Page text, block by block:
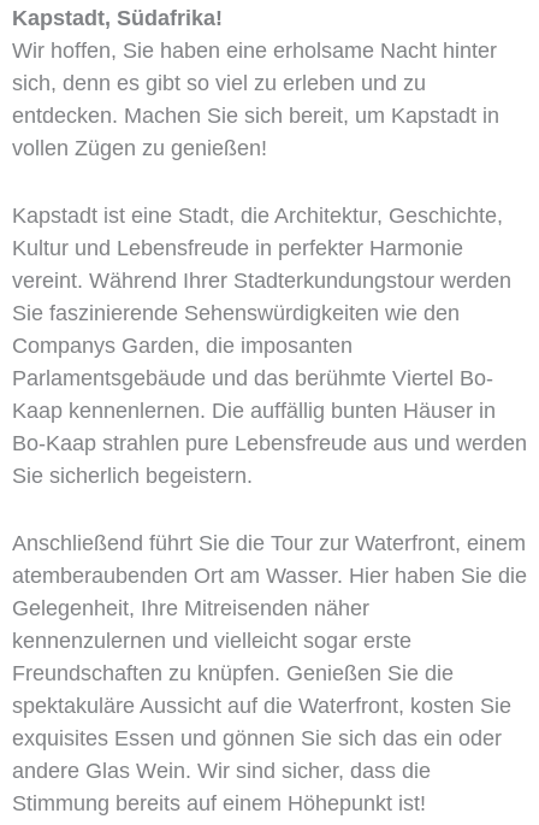
Kapstadt, Südafrika!
Wir hoffen, Sie haben eine erholsame Nacht hinter
sich, denn es gibt so viel zu erleben und zu
entdecken. Machen Sie sich bereit, um Kapstadt in
vollen Zügen zu genießen!
Kapstadt ist eine Stadt, die Architektur, Geschichte,
Kultur und Lebensfreude in perfekter Harmonie
vereint. Während Ihrer Stadterkundungstour werden
Sie faszinierende Sehenswürdigkeiten wie den
Companys Garden, die imposanten
Parlamentsgebäude und das berühmte Viertel Bo-
Kaap kennenlernen. Die auffällig bunten Häuser in
Bo-Kaap strahlen pure Lebensfreude aus und werden
Sie sicherlich begeistern.
Anschließend führt Sie die Tour zur Waterfront, einem
atemberaubenden Ort am Wasser. Hier haben Sie die
Gelegenheit, Ihre Mitreisenden näher
kennenzulernen und vielleicht sogar erste
Freundschaften zu knüpfen. Genießen Sie die
spektakuläre Aussicht auf die Waterfront, kosten Sie
exquisites Essen und gönnen Sie sich das ein oder
andere Glas Wein. Wir sind sicher, dass die
Stimmung bereits auf einem Höhepunkt ist!